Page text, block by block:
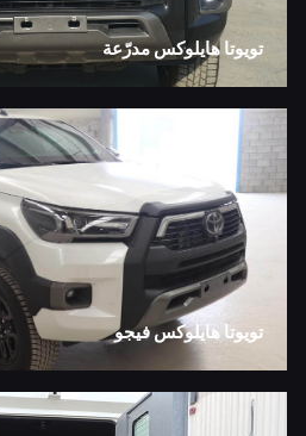
تويوتا هايلوكس مدرّعة
تويوتا هايلوكس فيجو